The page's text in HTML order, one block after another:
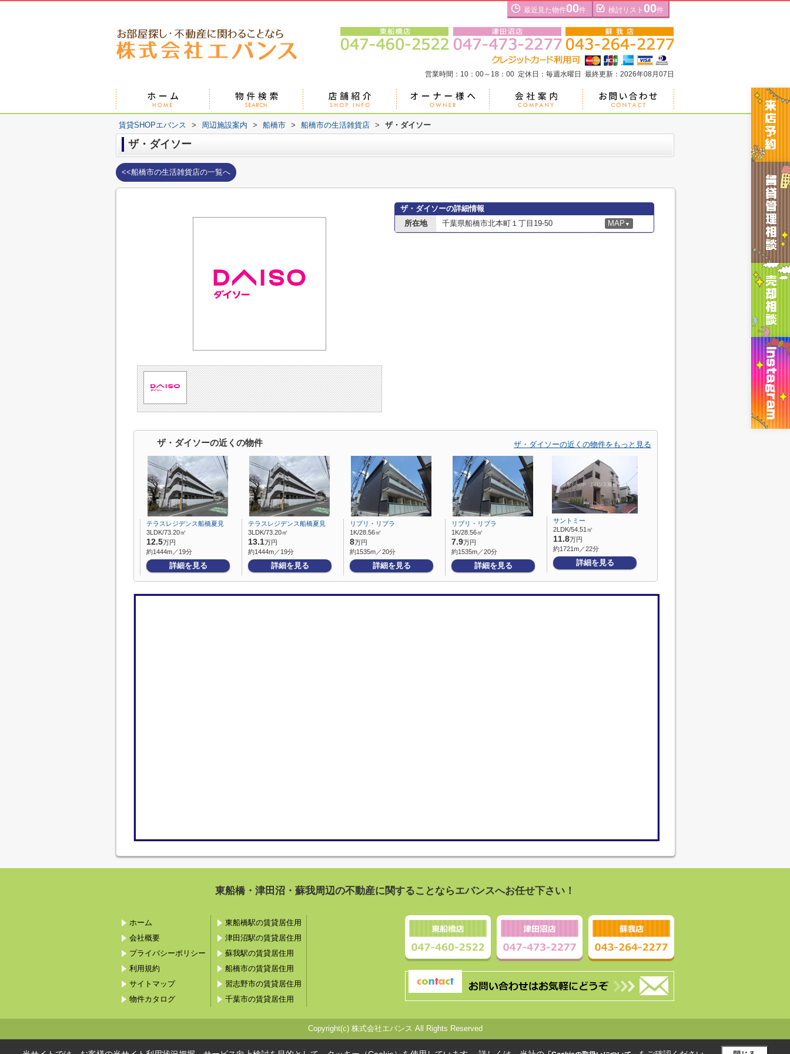
最近見た物件00件 検討リスト 00件
営業時間：10：00～18：00 定休日：毎週水曜日 最終更新：2026年08月07日
賃貸SHOPエバンス > 周辺施設案内 > 船橋市 > 船橋市の生活雑貨店 > ザ・ダイソー
ザ・ダイソー
<<船橋市の生活雑貨店の一覧へ
ザ・ダイソーの詳細情報
所在地
千葉県船橋市北本町１丁目19-50 MAP ▼
ザ・ダイソーの近くの物件 ザ・ダイソーの近くの物件をもっと見る
テラスレジデンス船橋夏見
3LDK/73.20㎡
12.5万円
約1444m／19分
詳細を見る
テラスレジデンス船橋夏見
3LDK/73.20㎡
13.1万円
約1444m／19分
詳細を見る
リブリ・リブラ
1K/28.56㎡
8万円
約1535m／20分
詳細を見る
リブリ・リブラ
1K/28.56㎡
7.9万円
約1535m／20分
詳細を見る
サントミー
2LDK/54.51㎡
11.8万円
約1721m／22分
詳細を見る
東船橋・津田沼・蘇我周辺の不動産に関することならエバンスへお任せ下さい！
ホーム
会社概要
プライバシーポリシー
利用規約
サイトマップ
物件カタログ
東船橋駅の賃貸居住用
津田沼駅の賃貸居住用
蘇我駅の賃貸居住用
船橋市の賃貸居住用
習志野市の賃貸居住用
千葉市の賃貸居住用
Copyright(c) 株式会社エバンス All Rights Reserved